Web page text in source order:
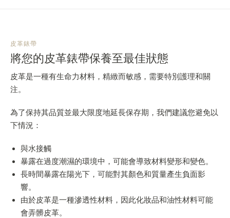
皮革錶帶
將您的皮革錶帶保養至最佳狀態
皮革是一種有生命力材料，精緻而敏感，需要特別護理和關
注。
為了保持其品質並最大限度地延長保存期，我們建議您避免以
下情況：
與水接觸
暴露在過度潮濕的環境中，可能會導致材料變形和變色。
長時間暴露在陽光下，可能對其顏色和質量產生負面影
響。
由於皮革是一種滲透性材料，因此化妝品和油性材料可能
會弄髒皮革。